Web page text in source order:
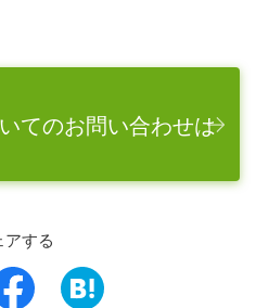
てのお問い合わせは
アする